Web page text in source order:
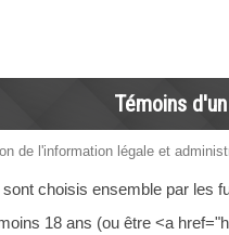
Témoins
de l'information légale et
choisis ensemble par les
18 ans (ou être <a